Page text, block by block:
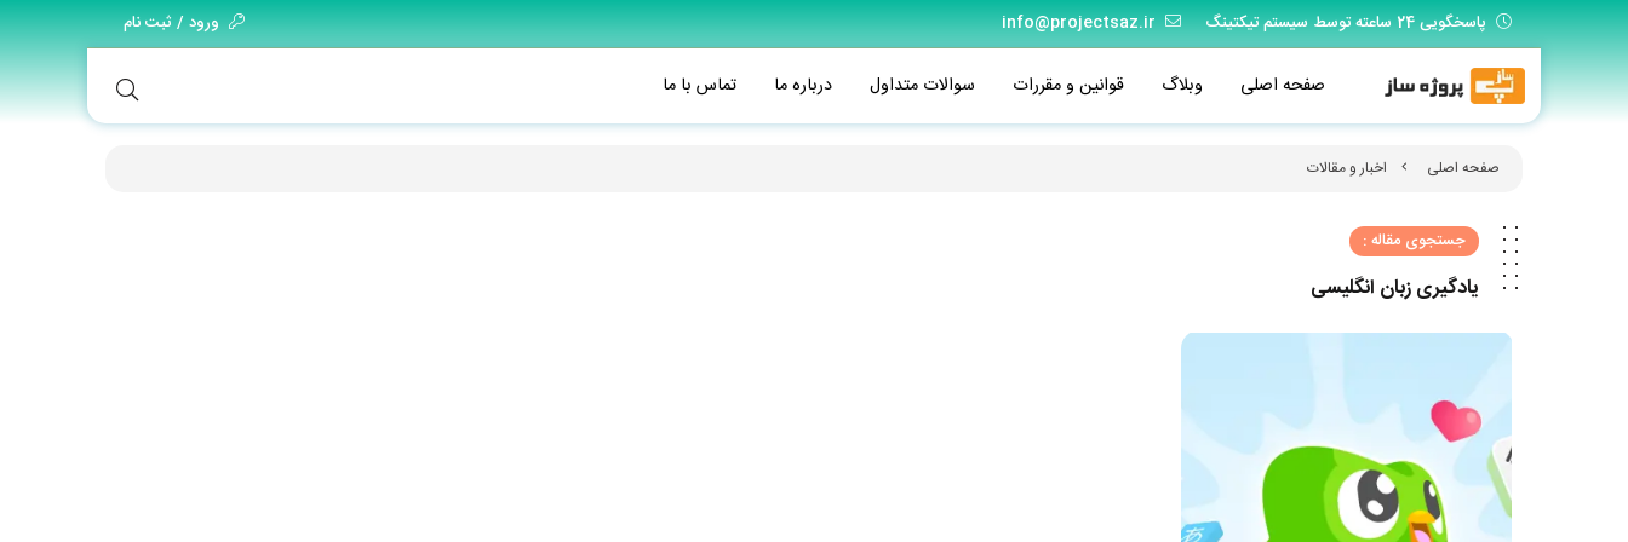
پاسخگویی 24 ساعته توسط سیستم تیکتینگ info@projectsaz.ir ورود / ثبت نام
صفحه اصلی وبلاگ قوانین و مقررات سوالات متداول درباره ما تماس با ما
صفحه اصلی اخبار و مقالات
جستجوی مقاله :
یادگیری زبان انگلیسی